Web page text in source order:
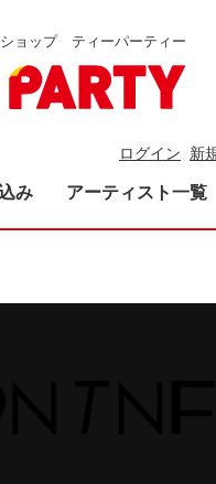
ショップ ティーパーティー
ログイン 新
み アーティスト一覧